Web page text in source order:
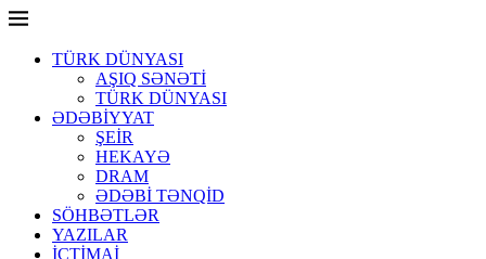
TÜRK DÜNYASI
AŞIQ SƏNƏTİ
TÜRK DÜNYASI
ƏDƏBİYYAT
ŞEİR
HEKAYƏ
DRAM
ƏDƏBİ TƏNQİD
SÖHBƏTLƏR
YAZILAR
İCTİMAİ